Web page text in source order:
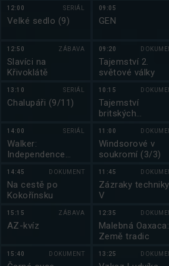
12:00 SERIÁL
Velké sedlo (9)
12:50 ZÁBAVA
Slavíci na
Křivoklátě
13:10 SERIÁL
Chalupáři (9/11)
14:00 SERIÁL
Walker:
Independence
14:45 DOKUMENT
Na cestě po
Kokořínsku
15:15 ZÁBAVA
AZ-kvíz
15:40 DOKUMENT
Od Yellowstonu k
Yukonu (4/4)
09:05
GEN
09:20
Tajemství 2.
světové války
10:15
Tajemství
britských
paláců (1/8)
11:00
Windsorové v
soukromí (3/3)
11:45
Zázraky techniky
V
12:35
Malebná Oaxaca:
Země tradic
13:25